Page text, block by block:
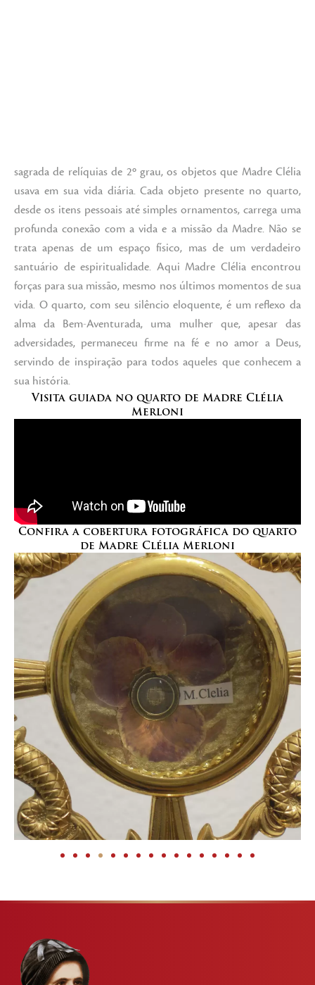
sagrada de relíquias de 2º grau, os objetos que Madre Clélia
usava em sua vida diária. Cada objeto presente no quarto,
desde os itens pessoais até simples ornamentos, carrega uma
profunda conexão com a vida e a missão da Madre. Não se
trata apenas de um espaço físico, mas de um verdadeiro
santuário de espiritualidade. Aqui Madre Clélia encontrou
forças para sua missão, mesmo nos últimos momentos de sua
vida. O quarto, com seu silêncio eloquente, é um reflexo da
alma da Bem-Aventurada, uma mulher que, apesar das
adversidades, permaneceu firme na fé e no amor a Deus,
servindo de inspiração para todos aqueles que conhecem a
sua história.
Visita guiada no quarto de Madre Clélia
Merloni
Confira a cobertura fotográfica do quarto
de Madre Clélia Merloni